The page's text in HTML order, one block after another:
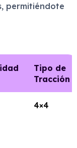
permitiéndote
Tipo de
Tracción
4×4